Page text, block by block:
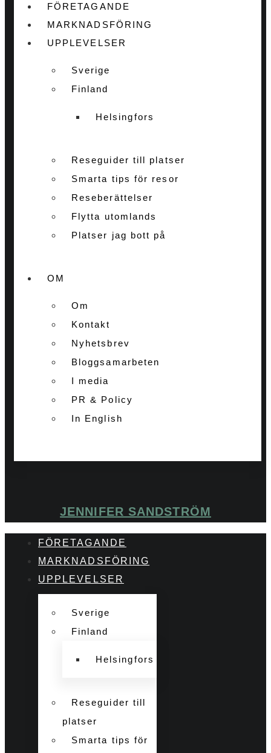
FÖRETAGANDE
MARKNADSFÖRING
UPPLEVELSER
Sverige
Finland
Helsingfors
Reseguider till platser
Smarta tips för resor
Reseberättelser
Flytta utomlands
Platser jag bott på
OM
Om
Kontakt
Nyhetsbrev
Bloggsamarbeten
I media
PR & Policy
In English
JENNIFER SANDSTRÖM
FÖRETAGANDE
MARKNADSFÖRING
UPPLEVELSER
Sverige
Finland
Helsingfors
Reseguider till
platser
Smarta tips för